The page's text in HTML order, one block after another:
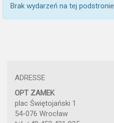
Brak wydarzeń na tej podstronie
ADRESSE
OPT ZAMEK
plac Świętojański 1
54-076 Wrocław